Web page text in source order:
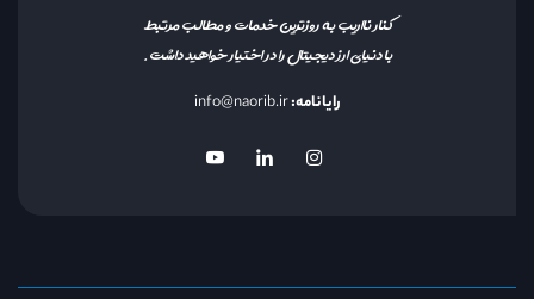
کنار نااریب به روزترین خدمات و مطالب مرتبط
با دنیای ارز دیجیتال را در اختیار خواهید داشت.
رایانامه:info@naorib.ir